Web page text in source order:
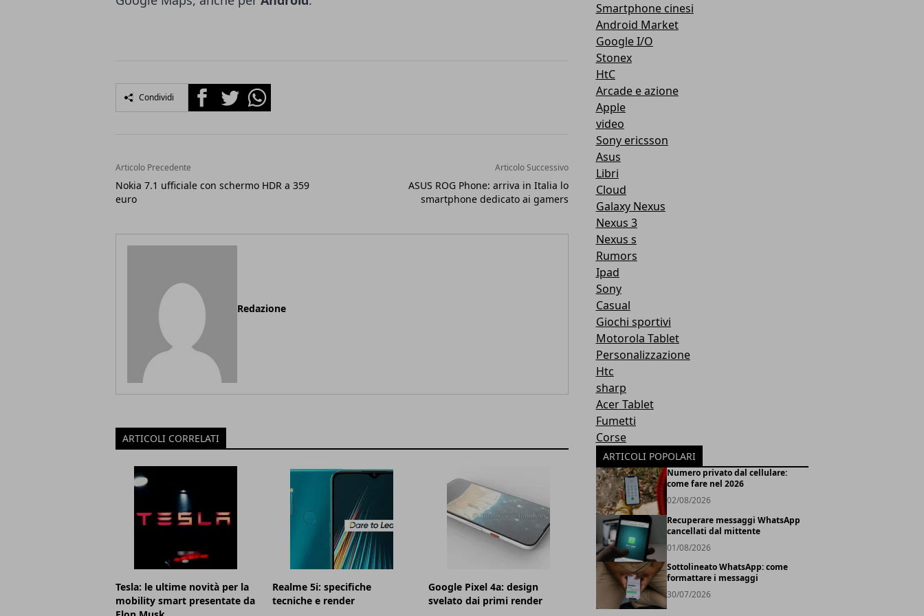
Condividi FacebookTwitterWhatsapp
Articolo Precedente
Nokia 7.1 ufficiale con schermo HDR a 359
euro
Articolo Successivo
ASUS ROG Phone: arriva in Italia lo
smartphone dedicato ai gamers
Redazione
ARTICOLI CORRELATI
Tesla: le ultime novità per la
mobility smart presentate da
Realme 5i: specifiche
tecniche e render
Google Pixel 4a: design
svelato dai primi render
Smartphone cinesi
Android Market
Google I/O
Stonex
HtC
Arcade e azione
Apple
video
Sony ericsson
Asus
Libri
Cloud
Galaxy Nexus
Nexus 3
Nexus s
Rumors
Ipad
Sony
Casual
Giochi sportivi
Motorola Tablet
Personalizzazione
Htc
sharp
Acer Tablet
Fumetti
Corse
ARTICOLI POPOLARI
Numero privato dal cellulare:
come fare nel 2026
02/08/2026
Recuperare messaggi WhatsApp
cancellati dal mittente
01/08/2026
Sottolineato WhatsApp: come
formattare i messaggi
30/07/2026